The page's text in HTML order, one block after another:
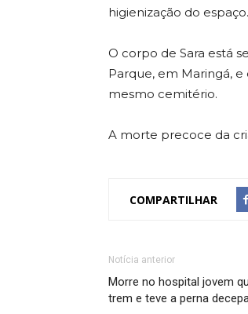
higienização do espaço.
O corpo de Sara está
Parque, em Maringá, e
mesmo cemitério.
A morte precoce da
COMPARTILHAR
Notícia anterior
Morre no hospital jovem
trem e teve a perna